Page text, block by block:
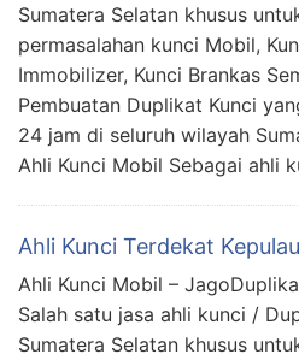
Sumatera Selatan khusus
permasalahan kunci Mobil,
Immobilizer, Kunci Brankas
Pembuatan Duplikat Kunci
24 jam di seluruh wilayah
Ahli Kunci Mobil Sebagai ahli
Ahli Kunci Terdekat
Ahli Kunci Mobil –
Salah satu jasa ahli kunci /
Sumatera Selatan khusus